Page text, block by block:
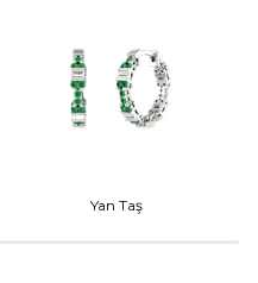
Yan Taş